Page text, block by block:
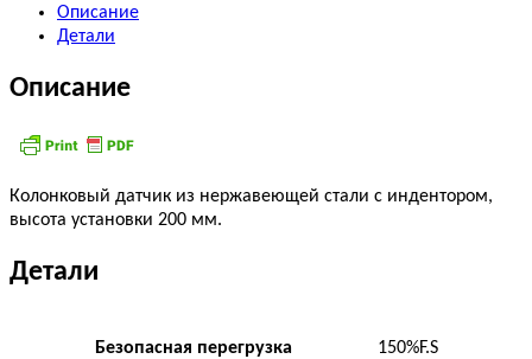
Описание
Детали
Описание
Колонковый датчик из нержавеющей стали с индентором,
высота установки 200 мм.
Детали
Безопасная перегрузка 150%F.S